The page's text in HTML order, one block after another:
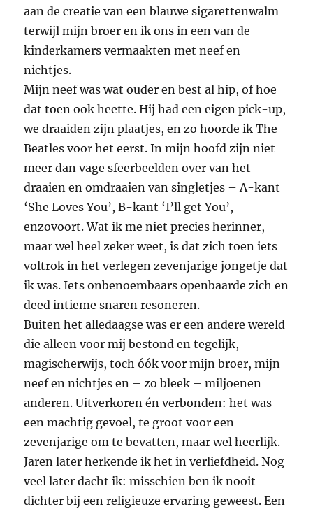
aan de creatie van een blauwe sigarettenwalm
terwijl mijn broer en ik ons in een van de
kinderkamers vermaakten met neef en
nichtjes.
Mijn neef was wat ouder en best al hip, of hoe
dat toen ook heette. Hij had een eigen pick-up,
we draaiden zijn plaatjes, en zo hoorde ik The
Beatles voor het eerst. In mijn hoofd zijn niet
meer dan vage sfeerbeelden over van het
draaien en omdraaien van singletjes – A-kant
‘She Loves You’, B-kant ‘I’ll get You’,
enzovoort. Wat ik me niet precies herinner,
maar wel heel zeker weet, is dat zich toen iets
voltrok in het verlegen zevenjarige jongetje dat
ik was. Iets onbenoembaars openbaarde zich en
deed intieme snaren resoneren.
Buiten het alledaagse was er een andere wereld
die alleen voor mij bestond en tegelijk,
magischerwijs, toch óók voor mijn broer, mijn
neef en nichtjes en – zo bleek – miljoenen
anderen. Uitverkoren én verbonden: het was
een machtig gevoel, te groot voor een
zevenjarige om te bevatten, maar wel heerlijk.
Jaren later herkende ik het in verliefdheid. Nog
veel later dacht ik: misschien ben ik nooit
dichter bij een religieuze ervaring geweest. Een